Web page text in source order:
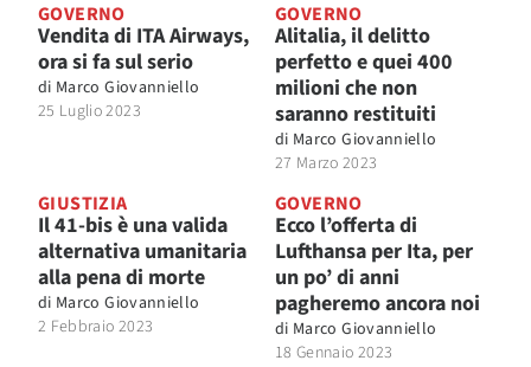
GOVERNO
Vendita di ITA Airways,
ora si fa sul serio
di Marco Giovanniello
25 Luglio 2023
GOVERNO
Alitalia, il delitto
perfetto e quei 400
milioni che non
saranno restituiti
di Marco Giovanniello
27 Marzo 2023
GIUSTIZIA
Il 41-bis è una valida
alternativa umanitaria
alla pena di morte
di Marco Giovanniello
2 Febbraio 2023
GOVERNO
Ecco l’offerta di
Lufthansa per Ita, per
un po’ di anni
pagheremo ancora noi
di Marco Giovanniello
18 Gennaio 2023